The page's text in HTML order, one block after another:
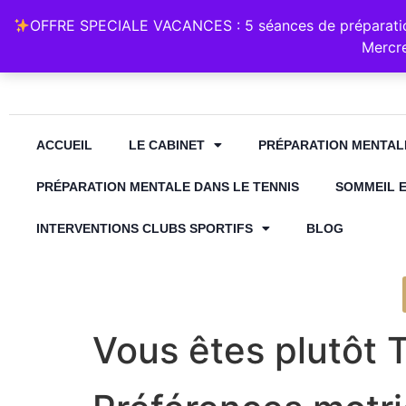
06
ACCUEIL LE CABINET PRÉPARATION
PRÉPARATION MENTALE DANS LE TENNIS SOMMEIL
INTERVENTIONS CLUBS SPORTIFS BLOG
Vous êtes plutôt
OFFRE SPECIALE VACANCES : 5 séances de